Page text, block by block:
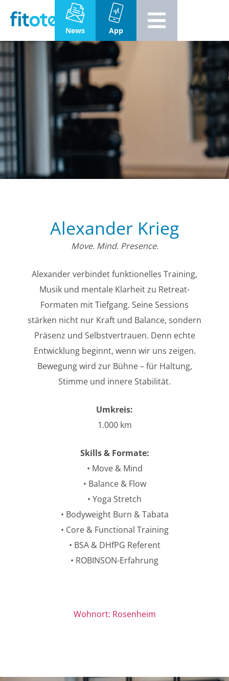
News App
Alexander Krieg
Move. Mind. Presence.
Alexander verbindet funktionelles Training,
Musik und mentale Klarheit zu Retreat-
Formaten mit Tiefgang. Seine Sessions
stärken nicht nur Kraft und Balance, sondern
Präsenz und Selbstvertrauen. Denn echte
Entwicklung beginnt, wenn wir uns zeigen.
Bewegung wird zur Bühne – für Haltung,
Stimme und innere Stabilität.
Umkreis:
1.000 km
Skills & Formate:
• Move & Mind
• Balance & Flow
• Yoga Stretch
• Bodyweight Burn & Tabata
• Core & Functional Training
• BSA & DHfPG Referent
• ROBINSON-Erfahrung
Wohnort: Rosenheim